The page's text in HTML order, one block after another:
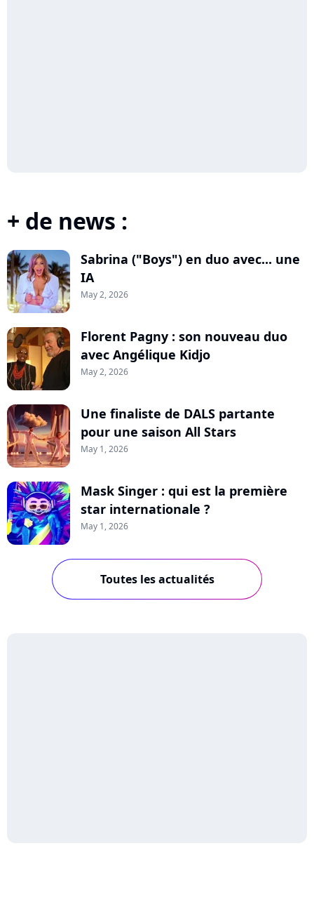
+ de news :
Sabrina ("Boys") en duo avec... une
IA
May 2, 2026
Florent Pagny : son nouveau duo
avec Angélique Kidjo
May 2, 2026
Une finaliste de DALS partante
pour une saison All Stars
May 1, 2026
Mask Singer : qui est la première
star internationale ?
May 1, 2026
Toutes les actualités